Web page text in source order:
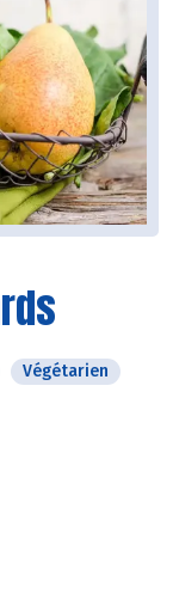
Végétarien